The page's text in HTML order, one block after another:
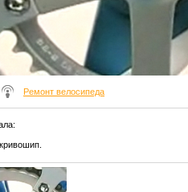
Ремонт велосипеда
: